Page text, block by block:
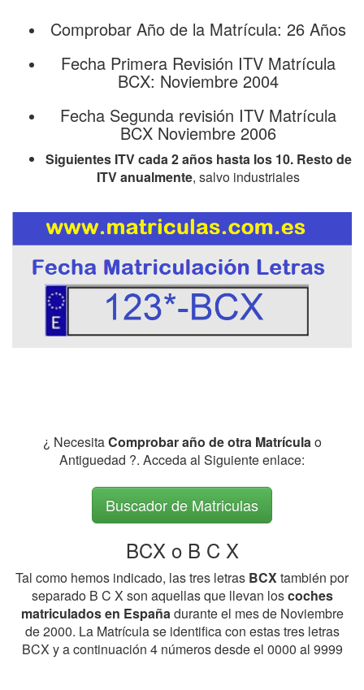
Comprobar Año de la Matrícula: 26 Años
Fecha Primera Revisión ITV Matrícula
BCX: Noviembre 2004
Fecha Segunda revisión ITV Matrícula
BCX Noviembre 2006
Siguientes ITV cada 2 años hasta los 10. Resto de
ITV anualmente, salvo industriales
¿ NecesitaComprobar año de otra Matrículao
Antiguedad ?. Acceda al Siguiente enlace:
Buscador de Matriculas
BCX o B C X
Tal como hemos indicado, las tres letras BCXtambién por
separado B C X son aquellas que llevan loscoches
matriculados en Españadurante el mes de Noviembre
de 2000. La Matrícula se identifica con estas tres letras
BCX y a continuación 4 números desde el 0000 al 9999